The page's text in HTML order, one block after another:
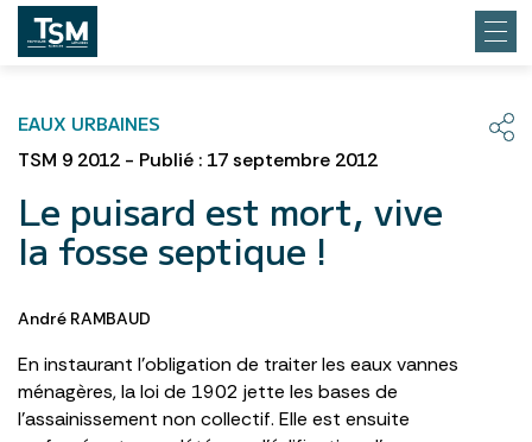
EAUX URBAINES
TSM 9 2012 - Publié : 17 septembre 2012
Le puisard est mort, vive
la fosse septique !
André RAMBAUD
En instaurant l’obligation de traiter les eaux vannes
ménagères, la loi de 1902 jette les bases de
l’assainissement non collectif. Elle est ensuite